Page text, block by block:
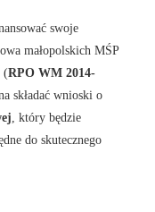
swoje
małopolskich MŚP
(RPO WM 2014-
składać wnioski o
, który będzie
do skutecznego